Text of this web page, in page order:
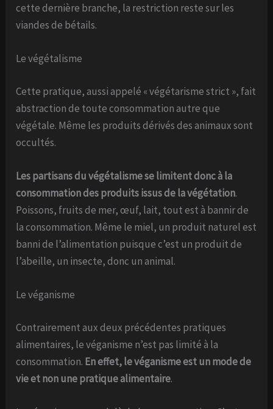
cette dernière branche, la restriction reste sur les
viandes de bétails.
Le végétalisme
Cette pratique, aussi appelé « végétarisme strict », fait
abstraction de toute consommation autre que
végétale. Même les produits dérivés des animaux sont
occultés.
Les partisans du végétalisme se limitent donc à la
consommation des produits issus de la végétation.
Poissons, fruits de mer, œuf, lait, tout est à bannir de
la consommation. Même le miel, un produit naturel est
banni de l’alimentation puisque c’est un produit de
l’abeille, un insecte, donc un animal.
Le véganisme
Contrairement aux deux précédentes pratiques
alimentaires, le véganisme n’est pas limité à la
consommation. En effet, le véganisme est un mode de
vie et non une pratique alimentaire.